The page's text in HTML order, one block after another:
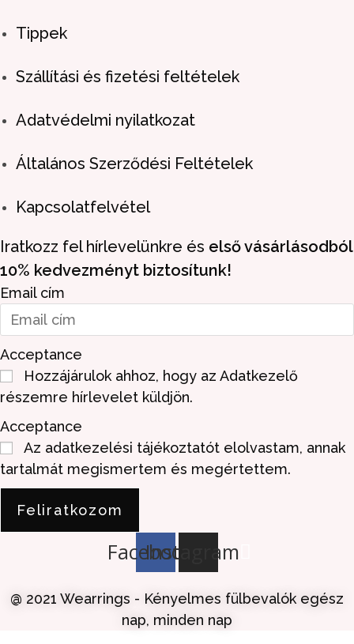
Tippek
Szállítási és fizetési feltételek
Adatvédelmi nyilatkozat
Általános Szerződési Feltételek
Kapcsolatfelvétel
Iratkozz fel hírlevelünkre és első vásárlásodból
10% kedvezményt biztosítunk!
Email cím
Acceptance
Hozzájárulok ahhoz, hogy az Adatkezelő
részemre hírlevelet küldjön.
Acceptance
Az adatkezelési tájékoztatót elolvastam, annak
tartalmát megismertem és megértettem.
Feliratkozom
FacebookInstagram
@ 2021 Wearrings - Kényelmes fülbevalók egész
nap, minden nap